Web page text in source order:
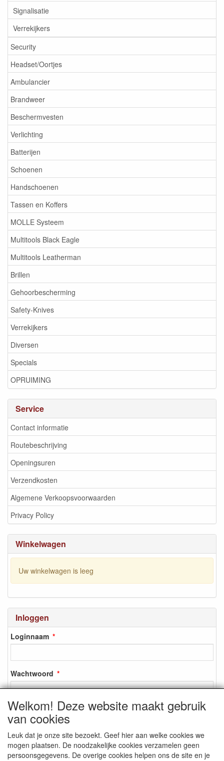
Signalisatie
Verrekijkers
Security
Headset/Oortjes
Ambulancier
Brandweer
Beschermvesten
Verlichting
Batterijen
Schoenen
Handschoenen
Tassen en Koffers
MOLLE Systeem
Multitools Black Eagle
Multitools Leatherman
Brillen
Gehoorbescherming
Safety-Knives
Verrekijkers
Diversen
Specials
OPRUIMING
Service
Contact informatie
Routebeschrijving
Openingsuren
Verzendkosten
Algemene Verkoopsvoorwaarden
Privacy Policy
Winkelwagen
Uw winkelwagen is leeg
Inloggen
Loginnaam
Wachtwoord
Registreren
Wachtwoord vergeten?
Welkom! Deze website maakt gebruik
van cookies
Leuk dat je onze site bezoekt. Geef hier aan welke cookies we
mogen plaatsen. De noodzakelijke cookies verzamelen geen
persoonsgegevens. De overige cookies helpen ons de site en je